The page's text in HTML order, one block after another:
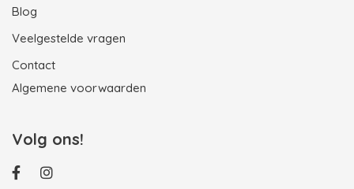
Blog
Veelgestelde vragen
Contact
Algemene voorwaarden
Volg ons!